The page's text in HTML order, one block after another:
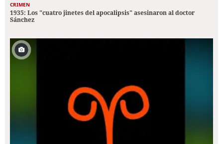
CRIMEN
1935: Los "cuatro jinetes del apocalipsis" asesinaron al doctor
Sánchez